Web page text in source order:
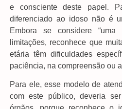
e consciente deste papel.
diferenciado ao idoso não é
Embora se considere
limitações, reconhece que
etária têm dificuldades
paciência, na compreensão ou
Para ele, esse modelo de
com este público, deveria